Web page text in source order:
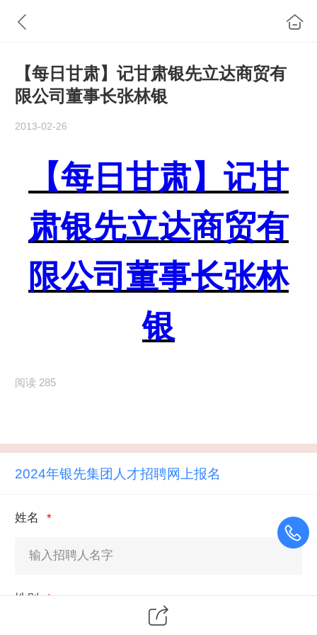
【每日甘肃】记甘肃银先立达商贸有
限公司董事长张林银
2013-02-26
【每日甘肃】记甘
肃银先立达商贸有
限公司董事长张林
银
阅读 285
2024年银先集团人才招聘网上报名
姓名
性别